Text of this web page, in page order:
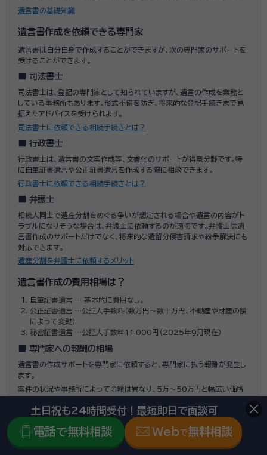
遺言書の基礎知識
遺言書作成を依頼できる専門家
遺言書は自分自身で作成することができますが、次の専門家のサポートを
受けることができます。
司法書士
司法書士は、登記の専門家として知られていますが、遺言の作成を業務と
している事務所もあります。形式不備を防ぎ、将来的な登記手続きまで見
据えたアドバイスを受けられます。
司法書士に依頼できる相続手続きとは？
行政書士
行政書士は、遺言書の文案作成等、文書化のサポートが得意分野です。特
に自筆証書遺言や公正証書遺言を作成する際に相談できます。
行政書士に依頼できる相続手続きとは？
弁護士
相続人同士で遺産分割をめぐる争いが想定される場合や遺言の内容がト
ラブルになりそうな場合は、弁護士に依頼するのが適切です。弁護士は遺
言書作成のサポートだけでなく、将来的な遺留分侵害請求や紛争解決にも
対応できます。
遺産分割を弁護士に依頼するメリット
遺言書作成の費用相場は？
自筆証書遺言 … 基本的に費用なし。
公正証書遺言 …公証人手数料（数万円〜数十万円、不動産や財産の額
によって変動）
秘密証書遺言 …公証人手数料11,000円（2025年9月現在）
専門家への報酬の相場
遺言書の作成サポートを専門家に依頼すると、専門家に払う報酬が発生し
ます。
案件の状況や事務所によって金額は異なり、5万～50万円と幅広い価格
追加費用が発生する場合など様々なケースがあるためにこのように広い
価格帯となっていると考えられます。
「せっかく遺言書を残したのに無効だった」という事態は避けたいもので
す。費用をかけてでも、トラブルを防ぎたい場合は専門家への依頼が安心
土日祝も24時間受付！最短即日で面談可
電話で無料相談 Webで無料相談